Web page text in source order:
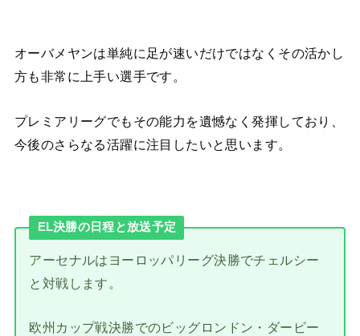
オーバメヤンは単純に足が速いだけではなくその活かし
方も非常に上手い選手です。
プレミアリーグでもその能力を遺憾なく発揮しており、
今後のさらなる活躍に注目したいと思います。
EL決勝の日程と放送予定
アーセナルはヨーロッパリーグ決勝でチェルシー
と対戦します。
欧州カップ戦決勝でのビッグロンドン・ダービー